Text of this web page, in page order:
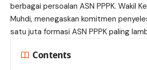
berbagai persoalan ASN PPPK. Wakil
Muhdi, menegaskan komitmen
satu juta formasi ASN PPPK paling
Contents